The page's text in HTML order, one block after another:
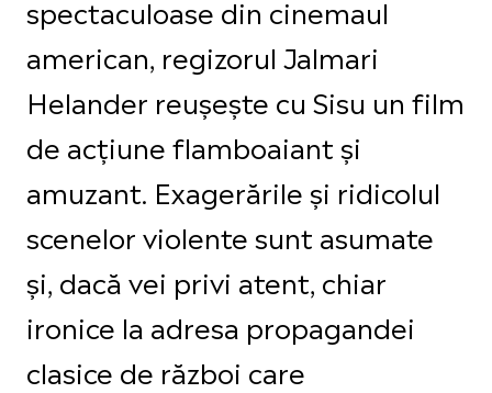
spectaculoase din cinemaul
american, regizorul Jalmari
Helander reușește cu Sisu un film
de acțiune flamboaiant și
amuzant. Exagerările și ridicolul
scenelor violente sunt asumate
și, dacă vei privi atent, chiar
ironice la adresa propagandei
clasice de război care